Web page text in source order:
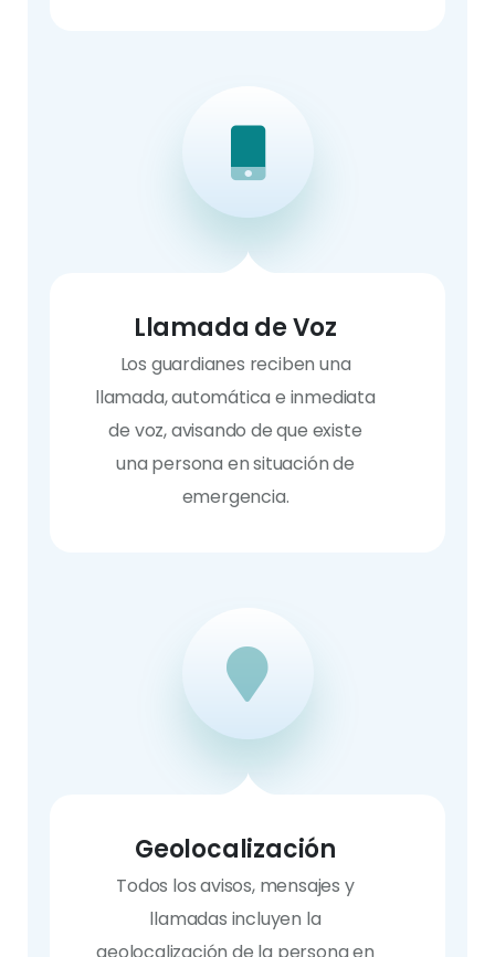
Llamada de Voz
Los guardianes reciben una
llamada, automática e inmediata
de voz, avisando de que existe
una persona en situación de
emergencia.
Geolocalización
Todos los avisos, mensajes y
llamadas incluyen la